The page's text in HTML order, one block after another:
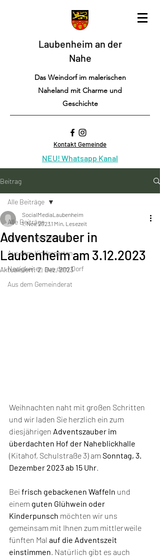
Laubenheim an der
Nahe
Das Weindorf im malerischen
Naheland mit Charme und
Geschichte
Kontakt Gemeinde
NEU! Whatsapp Kanal
Beitrag
Alle Beiträge
Aus dem Gemeinderat
Aus dem Kindergarten
Neuigkeiten aus dem Dorf
Aus dem Gemeinderat
Alle Beiträge
Adventszauber in
Laubenheim am 3.12.2023
SocialMediaLaubenheim
1. Nov. 2023 1 Min. Lesezeit
Aktualisiert:2. Dez. 2023
Weihnachten naht mit großen Schritten
und wir laden Sie herzlich ein zum
diesjährigen Adventszauber im
überdachten Hof der Naheblickhalle
(Kitahof, Schulstraße 3) am Sonntag, 3.
Dezember 2023 ab 15 Uhr.
Bei frisch gebackenen Waffeln und
einem guten Glühwein oder
Kinderpunsch möchten wir uns
gemeinsam mit Ihnen zum mittlerweile
fünften Mal auf die Adventszeit
einstimmen. Natürlich gibt es auch